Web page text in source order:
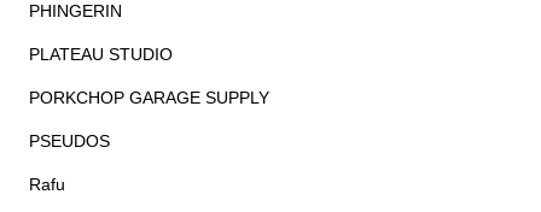
PHINGERIN
PLATEAU STUDIO
PORKCHOP GARAGE SUPPLY
PSEUDOS
Rafu